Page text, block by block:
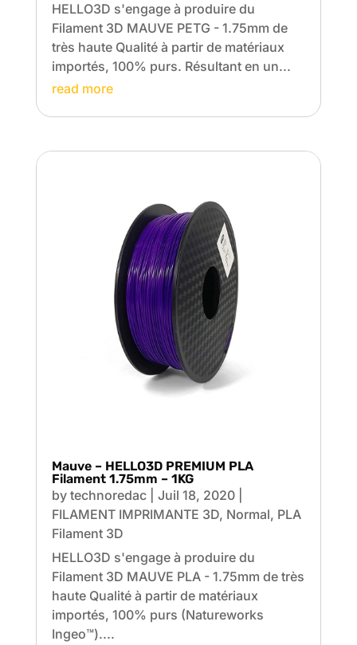
HELLO3D s'engage à produire du
Filament 3D MAUVE PETG - 1.75mm de
très haute Qualité à partir de matériaux
importés, 100% purs. Résultant en un...
read more
Mauve – HELLO3D PREMIUM PLA
Filament 1.75mm – 1KG
by technoredac| Juil 18, 2020|
FILAMENT IMPRIMANTE 3D, Normal, PLA
Filament 3D
HELLO3D s'engage à produire du
Filament 3D MAUVE PLA - 1.75mm de très
haute Qualité à partir de matériaux
importés, 100% purs (Natureworks
Ingeo™️)....